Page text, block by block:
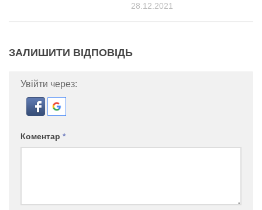
28.12.2021
ЗАЛИШИТИ ВІДПОВІДЬ
Увійти через:
Коментар *